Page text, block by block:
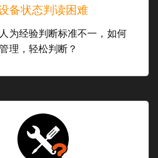
备状态判读困难
为经验判断标准不一，如何
理，轻松判断？